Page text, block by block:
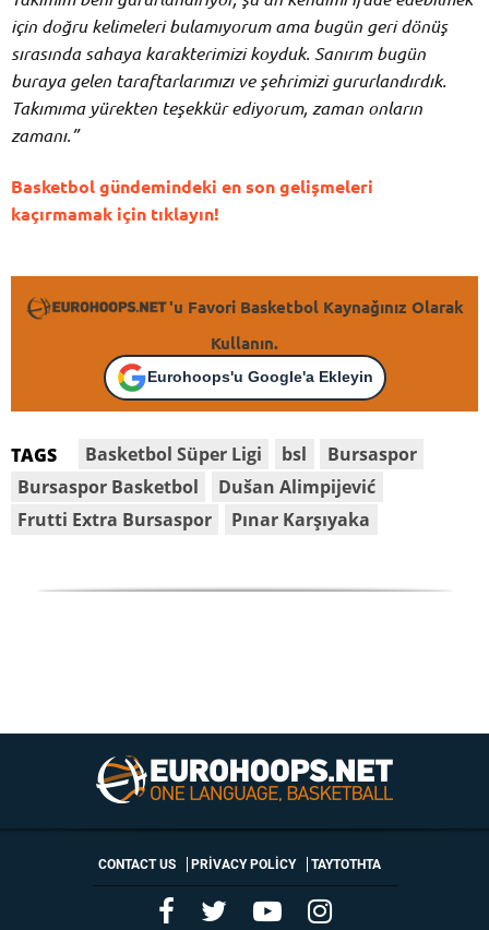
için doğru kelimeleri bulamıyorum ama bugün geri dönüş
sırasında sahaya karakterimizi koyduk. Sanırım bugün
buraya gelen taraftarlarımızı ve şehrimizi gururlandırdık.
Takımıma yürekten teşekkür ediyorum, zaman onların
zamanı.”
Basketbol gündemindeki en son gelişmeleri
kaçırmamak için tıklayın!
'u Favori Basketbol Kaynağınız Olarak
Kullanın.
Eurohoops'u Google'a Ekleyin
TAGS Basketbol Süper Ligi bsl
Bursaspor
Bursaspor Basketbol
Dušan Alimpijević
Frutti Extra Bursaspor
Pınar Karşıyaka
CONTACT US PRIVACY POLICY ΤΑΥΤΟΤΗΤΑ